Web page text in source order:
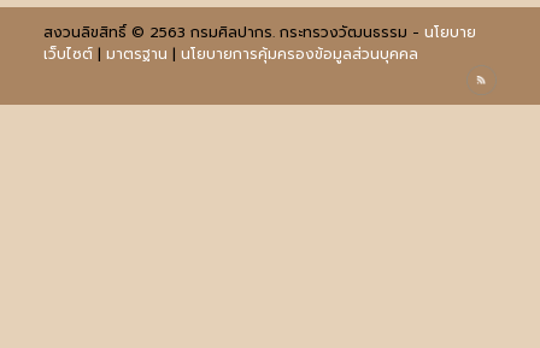
สงวนลิขสิทธิ์ © 2563 กรมศิลปากร. กระทรวงวัฒนธรรม - นโยบาย
เว็บไซต์| มาตรฐาน | นโยบายการคุ้มครองข้อมูลส่วนบุคคล